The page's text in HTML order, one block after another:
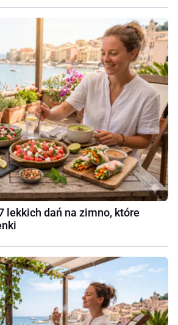
lekkich dań na zimno, które